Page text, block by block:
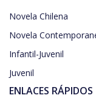
Novela Chilena
Novela
Infantil-Juvenil
Juvenil
ENLACES RÁPIDOS